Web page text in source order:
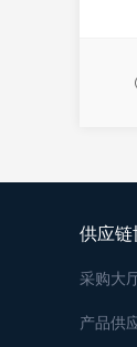
供应链
采购大
产品供